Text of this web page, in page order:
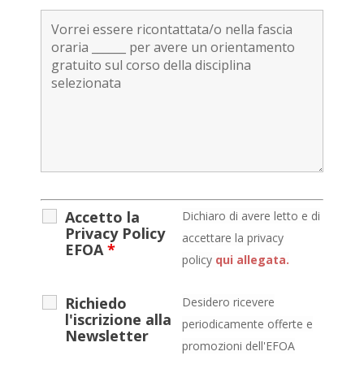
Accetto la
Privacy Policy
EFOA*
Dichiaro di avere letto e di
accettare la privacy
policy qui allegata.
Richiedo
l'iscrizione alla
Newsletter
Desidero ricevere
periodicamente offerte e
promozioni dell'EFOA